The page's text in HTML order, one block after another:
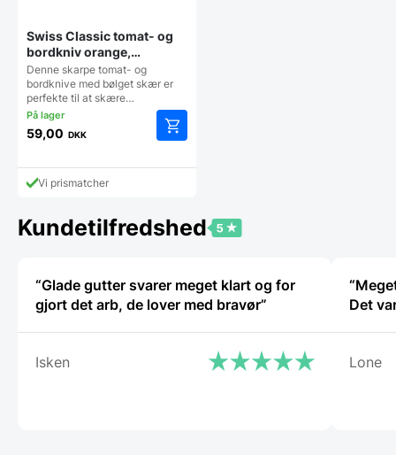
Swiss Classic tomat- og
bordkniv orange,
Victorinox
Denne skarpe tomat- og
bordknive med bølget skær er
perfekte til at skære…
59,00 DKK
Vi prismatcher
Kundetilfredshed
“Glade gutter svarer meget klart og for
gjort det arb, de lover med bravør”
Isken
Det
Lone